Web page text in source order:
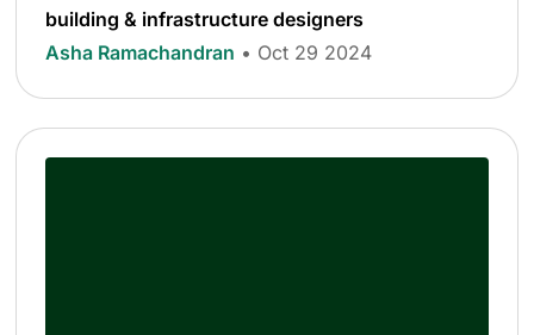
building & infrastructure designers
Asha Ramachandran • Oct 29 2024